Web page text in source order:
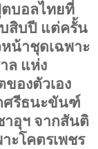
บอลไทยที่
สิบปี แต่ครั้น
น้าชุดเฉพาะ
ล แห่ง
องตัวเอง
ศรีธนะขันฑ์
อุฯ จากสันติ
ะโคตรเพชร